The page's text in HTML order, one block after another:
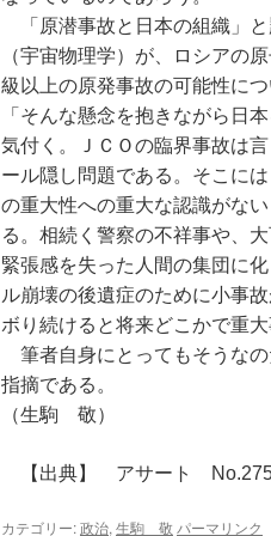
「原潜事故と日本の組織」
（宇宙物理学）が、ロシアの
級以上の原発事故の可能性に
「そんな懸念を抱きながら日
気付く。ＪＣＯの臨界事故は
ール隠し問題である。そこに
の重大性への重大な認識がな
る。相続く警察の不祥事や、
緊張感を失った人間の集団に
ル崩壊の後遺症のために小事
ボり続けると将来どこかで重
筆者自身にとってもそうな
指摘である。
（生駒 敬）
【出典】 アサート
カテゴリー:政治, 生駒 敬 パーマリンク